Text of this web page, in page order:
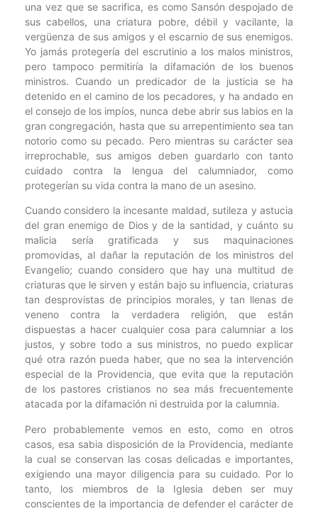
una vez que se sacrifica, es como Sansón despojado de
sus cabellos, una criatura pobre, débil y vacilante, la
vergüenza de sus amigos y el escarnio de sus enemigos.
Yo jamás protegería del escrutinio a los malos ministros,
pero tampoco permitiría la difamación de los buenos
ministros. Cuando un predicador de la justicia se ha
detenido en el camino de los pecadores, y ha andado en
el consejo de los impíos, nunca debe abrir sus labios en la
gran congregación, hasta que su arrepentimiento sea tan
notorio como su pecado. Pero mientras su carácter sea
irreprochable, sus amigos deben guardarlo con tanto
cuidado contra la lengua del calumniador, como
protegerían su vida contra la mano de un asesino.
Cuando considero la incesante maldad, sutileza y astucia
del gran enemigo de Dios y de la santidad, y cuánto su
malicia sería gratificada y sus maquinaciones
promovidas, al dañar la reputación de los ministros del
Evangelio; cuando considero que hay una multitud de
criaturas que le sirven y están bajo su influencia, criaturas
tan desprovistas de principios morales, y tan llenas de
veneno contra la verdadera religión, que están
dispuestas a hacer cualquier cosa para calumniar a los
justos, y sobre todo a sus ministros, no puedo explicar
qué otra razón pueda haber, que no sea la intervención
especial de la Providencia, que evita que la reputación
de los pastores cristianos no sea más frecuentemente
atacada por la difamación ni destruida por la calumnia.
Pero probablemente vemos en esto, como en otros
casos, esa sabia disposición de la Providencia, mediante
la cual se conservan las cosas delicadas e importantes,
exigiendo una mayor diligencia para su cuidado. Por lo
tanto, los miembros de la Iglesia deben ser muy
conscientes de la importancia de defender el carácter de